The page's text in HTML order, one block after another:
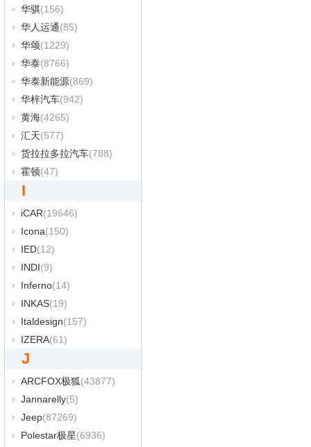
华骐(156)
华人运通(85)
华颂(1229)
华泰(8766)
华泰新能源(869)
华梓汽车(942)
黄海(4265)
汇天(577)
货拉拉多拉汽车(788)
霍顿(47)
I
iCAR(19646)
Icona(150)
IED(12)
INDI(9)
Inferno(14)
INKAS(19)
Italdesign(157)
IZERA(61)
J
ARCFOX极狐(43877)
Jannarelly(5)
Jeep(87269)
Polestar极星(6936)